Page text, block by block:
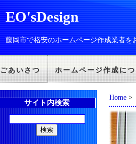
EO'sDesign
藤岡市で格安のホームページ作成業者を
ごあいさつ ホームページ作成につ
Home >
サイト内検索